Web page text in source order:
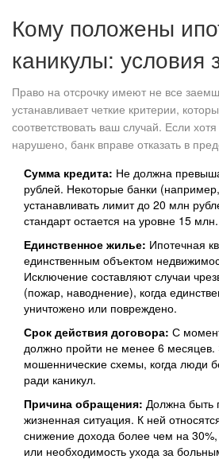
Кому положены
каникулы: условия
Право на отсрочку имеют не все
устанавливает четкие критерии,
соответствовать ваш случай. Если
нарушено, банк вправе отказать в
Сумма кредита: Не должна
рублей. Некоторые банки
устанавливать лимит до 20 млн
стандарт остается на уровне 15 млн.
Единственное жилье: Ипотечная
единственным объектом
Исключение составляют случаи
(пожар, наводнение), когда
уничтожено или повреждено.
Срок действия договора: С
должно пройти не менее 6 месяцев.
мошеннические схемы, когда люди
ради каникул.
Причина обращения: Должна быть
жизненная ситуация. К ней
снижение дохода более чем на
или необходимость ухода за